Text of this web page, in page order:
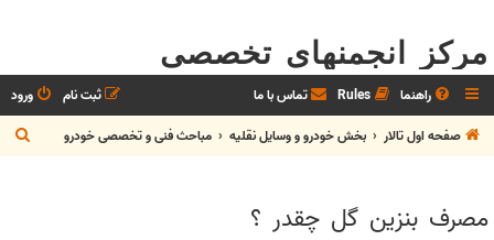
مرکز انجمنهای تخصصی
راهنما Rules تماس با ما ورود
ثبت نام
صفحه اول تالار
بخش خودرو و وسايل نقليه مباحث فنی و تخصصی خودرو
س
مصرف بنزین گل چقدر ؟